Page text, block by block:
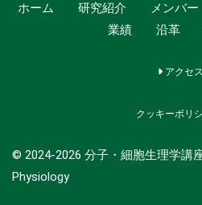
ホーム 研究紹介 メンバー
業績
沿革
アクセス
クッキーポリ
© 2024-2026 分子・細胞生理学講
Physiology